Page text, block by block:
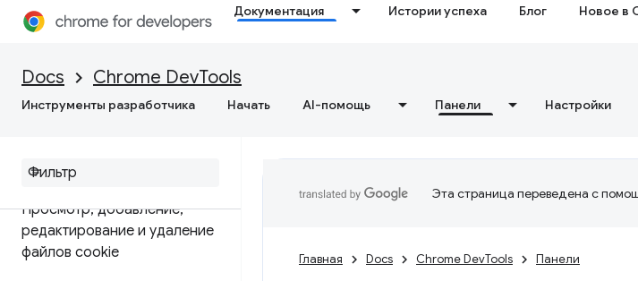
Документация Истории успеха Блог Новое в
Docs Chrome DevTools
Инструменты разработчика Начать AI-помощь Панели Настройки
Приложение
Обзор
Отладка прогрессивных веб-
Просмотр и редактирование
Просмотр,добавление,
редактирование и удаление
файлов cookie
Эта страница переведена с
Главная Docs Chrome DevTools Панели